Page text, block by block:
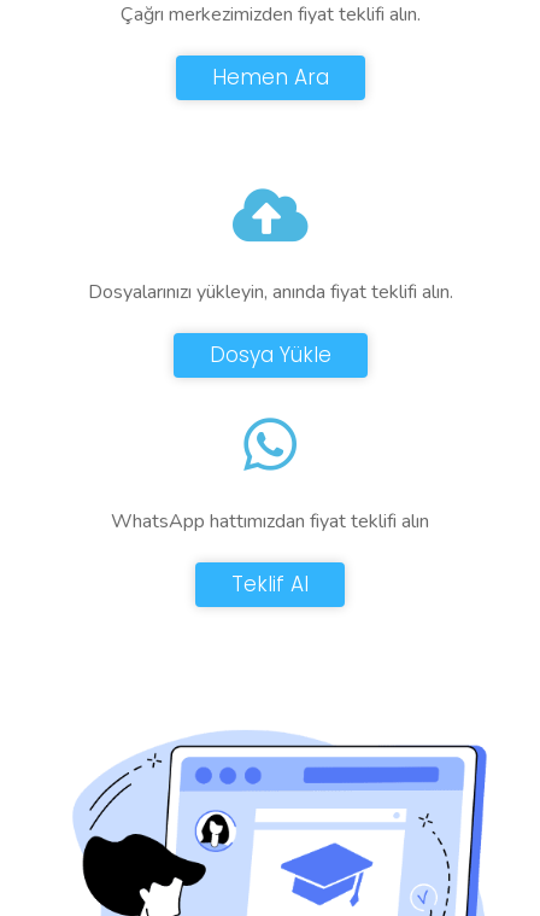
Çağrı merkezimizden fiyat teklifi alın.
Hemen Ara
Dosyalarınızı yükleyin, anında fiyat teklifi alın.
Dosya Yükle
WhatsApp hattımızdan fiyat teklifi alın
Teklif Al